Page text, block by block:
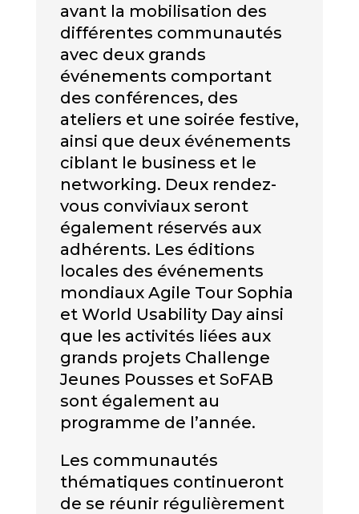
avant la mobilisation des
différentes communautés
avec deux grands
événements comportant
des conférences, des
ateliers et une soirée festive,
ainsi que deux événements
ciblant le business et le
networking. Deux rendez-
vous conviviaux seront
également réservés aux
adhérents. Les éditions
locales des événements
mondiaux Agile Tour Sophia
et World Usability Day ainsi
que les activités liées aux
grands projets Challenge
Jeunes Pousses et SoFAB
sont également au
programme de l’année.
Les communautés
thématiques continueront
de se réunir régulièrement